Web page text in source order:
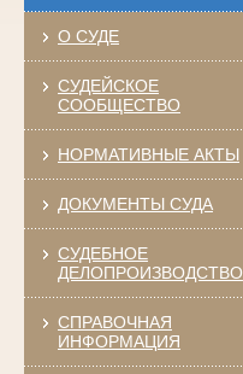
О СУДЕ
СУДЕЙСКОЕ
СООБЩЕСТВО
НОРМАТИВНЫЕ АКТЫ
ДОКУМЕНТЫ СУДА
СУДЕБНОЕ
ДЕЛОПРОИЗВОДСТВО
СПРАВОЧНАЯ
ИНФОРМАЦИЯ